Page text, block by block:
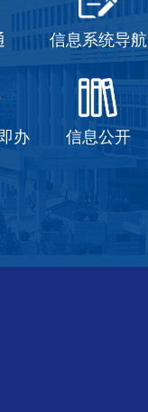
信息系统导航
办 信息公开